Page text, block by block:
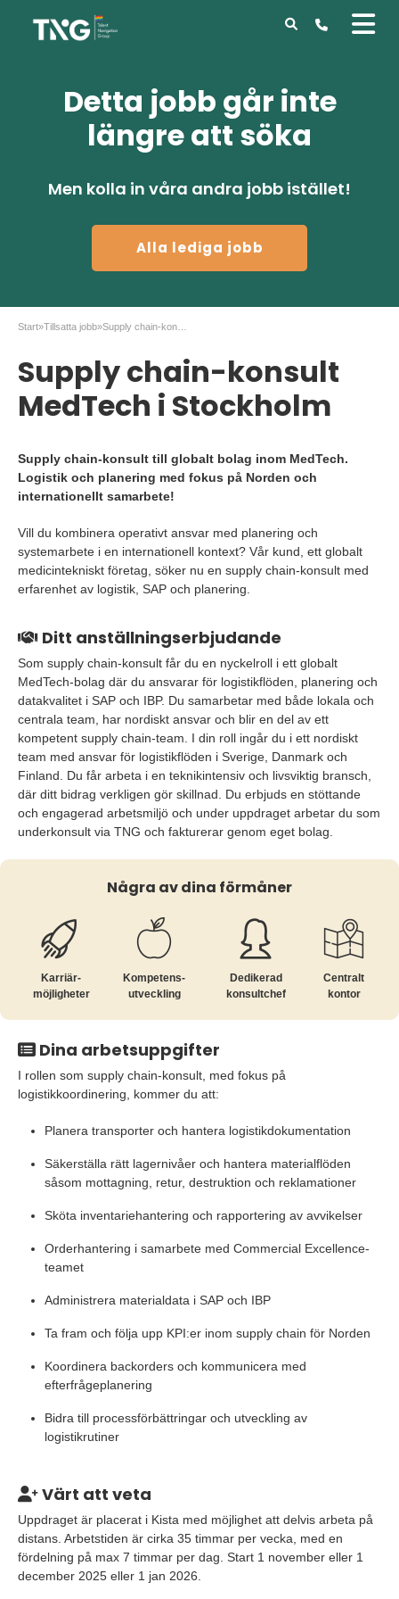
Detta jobb går inte
längre att söka
Men kolla in våra andra jobb istället!
Alla lediga jobb
Start»Tillsatta jobb»
Supply chain-konsult
MedTech i Stockholm
Supply chain-konsult till globalt bolag inom MedTech.
Logistik och planering med fokus på Norden och
internationellt samarbete!
Vill du kombinera operativt ansvar med planering och
systemarbete i en internationell kontext? Vår kund, ett globalt
medicintekniskt företag, söker nu en supply chain-konsult med
erfarenhet av logistik, SAP och planering.
Ditt anställningserbjudande
Som supply chain-konsult får du en nyckelroll i ett globalt
MedTech-bolag där du ansvarar för logistikflöden, planering och
datakvalitet i SAP och IBP. Du samarbetar med både lokala och
centrala team, har nordiskt ansvar och blir en del av ett
kompetent supply chain-team. I din roll ingår du i ett nordiskt
team med ansvar för logistikflöden i Sverige, Danmark och
Finland. Du får arbeta i en teknikintensiv och livsviktig bransch,
där ditt bidrag verkligen gör skillnad. Du erbjuds en stöttande
och engagerad arbetsmiljö och under uppdraget arbetar du som
underkonsult via TNG och fakturerar genom eget bolag.
Några av dina förmåner
Karriär­
möjligheter
Kompetens­
utveckling
Dedikerad
konsultchef
Centralt
kontor
Dina arbetsuppgifter
I rollen som supply chain-konsult, med fokus på
logistikkoordinering, kommer du att:
Planera transporter och hantera logistikdokumentation
Säkerställa rätt lagernivåer och hantera materialflöden
såsom mottagning, retur, destruktion och reklamationer
Sköta inventariehantering och rapportering av avvikelser
Orderhantering i samarbete med Commercial Excellence-
teamet
Administrera materialdata i SAP och IBP
Ta fram och följa upp KPI:er inom supply chain för Norden
Koordinera backorders och kommunicera med
efterfrågeplanering
Bidra till processförbättringar och utveckling av
logistikrutiner
Värt att veta
Uppdraget är placerat i Kista med möjlighet att delvis arbeta på
distans. Arbetstiden är cirka 35 timmar per vecka, med en
fördelning på max 7 timmar per dag. Start 1 november eller 1
december 2025 eller 1 jan 2026.